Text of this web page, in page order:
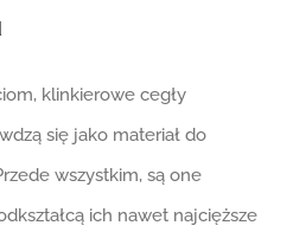
klinkierowe cegły
się jako materiał do
wszystkim, są one
ich nawet najcięższe